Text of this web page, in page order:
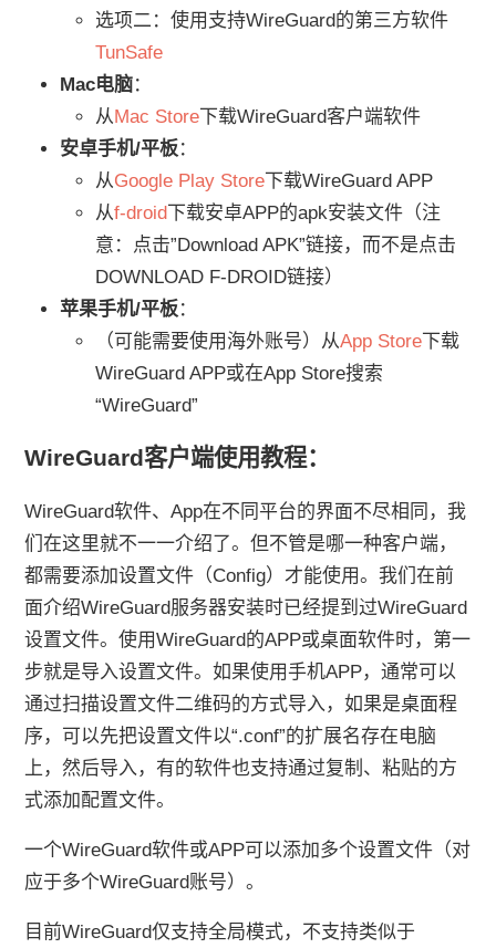
选项二：使用支持WireGuard的第三方软件
TunSafe
Mac电脑：
从Mac Store下载WireGuard客户端软件
安卓手机/平板 ：
从Google Play Store下载WireGuard APP
从f-droid下载安卓APP的apk安装文件（注
意：点击”Download APK”链接，而不是点击
DOWNLOAD F-DROID链接）
苹果手机/平板 ：
（可能需要使用海外账号）从App Store下载
WireGuard APP或在App Store搜索
“WireGuard”
WireGuard客户端使用教程：
WireGuard软件、App在不同平台的界面不尽相同，我
们在这里就不一一介绍了。但不管是哪一种客户端，
都需要添加设置文件（Config）才能使用。我们在前
面介绍WireGuard服务器安装时已经提到过WireGuard
设置文件。使用WireGuard的APP或桌面软件时，第一
步就是导入设置文件。如果使用手机APP，通常可以
通过扫描设置文件二维码的方式导入，如果是桌面程
序，可以先把设置文件以“.conf”的扩展名存在电脑
上，然后导入，有的软件也支持通过复制、粘贴的方
式添加配置文件。
一个WireGuard软件或APP可以添加多个设置文件（对
应于多个WireGuard账号）。
目前WireGuard仅支持全局模式，不支持类似于